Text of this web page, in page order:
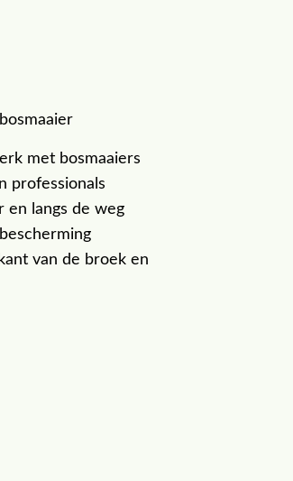
met bosmaaiers
professionals
en langs de weg
van de broek en